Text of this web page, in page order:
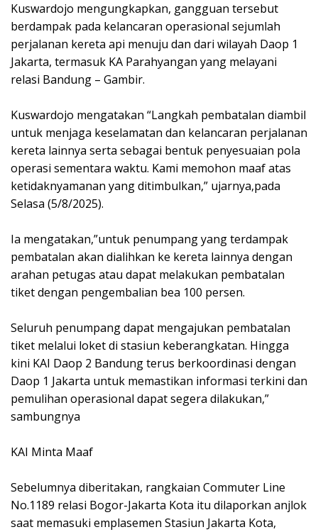
Kuswardojo mengungkapkan, gangguan tersebut
berdampak pada kelancaran operasional sejumlah
perjalanan kereta api menuju dan dari wilayah Daop 1
Jakarta, termasuk KA Parahyangan yang melayani
relasi Bandung – Gambir.
‎Kuswardojo mengatakan “Langkah pembatalan diambil
untuk menjaga keselamatan dan kelancaran perjalanan
kereta lainnya serta sebagai bentuk penyesuaian pola
operasi sementara waktu. Kami memohon maaf atas
ketidaknyamanan yang ditimbulkan,” ujarnya,pada
Selasa (5/8/2025).
‎Ia mengatakan,”untuk penumpang yang terdampak
pembatalan akan dialihkan ke kereta lainnya dengan
arahan petugas atau dapat melakukan pembatalan
tiket dengan pengembalian bea 100 persen.
‎Seluruh penumpang dapat mengajukan pembatalan
tiket melalui loket di stasiun keberangkatan. Hingga
kini KAI Daop 2 Bandung terus berkoordinasi dengan
Daop 1 Jakarta untuk memastikan informasi terkini dan
pemulihan operasional dapat segera dilakukan,”
sambungnya
‎KAI Minta Maaf
‎Sebelumnya diberitakan, rangkaian Commuter Line
No.1189 relasi Bogor-Jakarta Kota itu dilaporkan anjlok
saat memasuki emplasemen Stasiun Jakarta Kota,